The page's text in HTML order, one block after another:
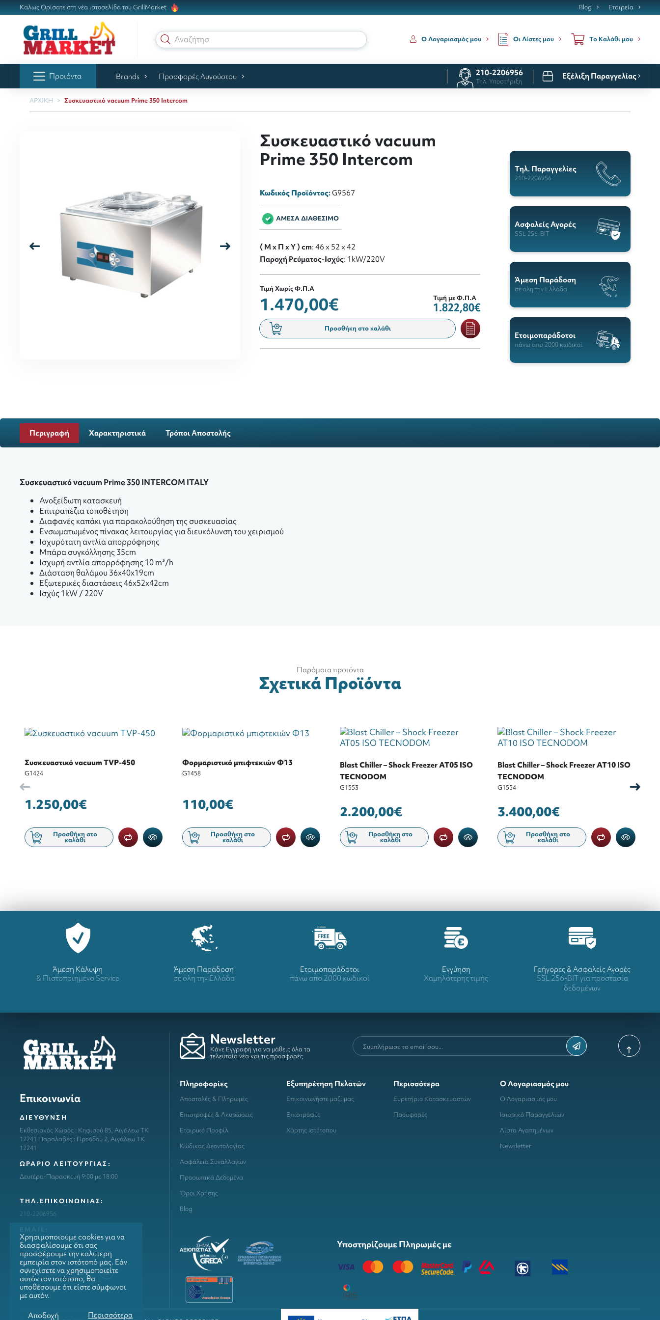
Καλως Ορίσατε στη νέα ιστοσελίδα του GrillMarket Blog Εταιρεία
Αναζήτηση για Ο Λογαριασμός μου Οι Λίστες μου Το Καλάθι μου
Προιόντα Brands Προσφορές Αυγούστου 210-2206956
Τηλ. Υποστήριξη
Εξέλιξη Παραγγελίας
ΑΡΧΙΚΗ Συσκευαστικό vacuum Prime 350 Intercom
Συσκευαστικό vacuum
Prime 350 Intercom
Κωδικός Προϊόντος:G9567
ΑΜΕΣΑ ΔΙΑΘΕΣΙΜΟ
( M x Π x Y ) cm: 46 x 52 x 42
Παροχή Ρεύματος-Ισχύς: 1kW/220V
Τιμή Χωρίς Φ.Π.Α
1.470,00€ Τιμή με Φ.Π.Α
1.822,80€
Προσθήκη στο καλάθι
Tηλ. Παραγγελίες
210-2206956
Ασφαλείς Αγορές
SSL 256-BIT
Άμεση Παράδοση
σε όλη την Ελλάδα
Ετοιμοπαράδοτοι
πάνω απο 2000 κωδικοί
Περιγραφή Χαρακτηριστικά Τρόποι Αποστολής
Συσκευαστικό vacuum Prime 350 INTERCOM ITALY
Ανοξείδωτη κατασκευή
Επιτραπέζια τοποθέτηση
Διαφανές καπάκι για παρακολούθηση της συσκευασίας
Ενσωματωμένος πίνακας λειτουργίας για διευκόλυνση του χειρισμού
Ισχυρότατη αντλία απορρόφησης
Μπάρα συγκόλλησης 35cm
Ισχυρή αντλία απορρόφησης 10 m³/h
Διάσταση θαλάμου 36x40x19cm
Εξωτερικές διαστάσεις 46x52x42cm
Ισχύς 1kW / 220V
Παρόμοια προιόντα
Σχετικά Προϊόντα
Συσκευαστικό vacuum TVP-450
G1424
1.250,00€
Προσθήκη στο
καλάθι
Φορμαριστικό μπιφτεκιών Φ13
G1458
110,00€
Προσθήκη στο
καλάθι
Blast Chiller – Shock Freezer AT05 ISO
TECNODOM
G1553
2.200,00€
Προσθήκη στο
καλάθι
Blast Chiller – Shock Freezer AT10 ISO
TECNODOM
G1554
3.400,00€
Προσθήκη στο
καλάθι
Άμεση Κάλυψη
& Πιστοποιημένο Service
Άμεση Παράδοση
σε όλη την Ελλάδα
Ετοιμοπαράδοτοι
πάνω απο 2000 κωδικοί
Eγγύηση
Χαμηλότερης τιμής
Γρήγορες & Ασφαλείς Αγορές
SSL 256-BIT για προστασία
δεδομένων
Επικοινωνία
ΔΙΕΥΘΥΝΣΗ
Εκθεσιακός Χώρος : Κηφισού 85, Αιγάλεω ΤΚ
12241 Παραλαβές : Προόδου 2, Αιγάλεω ΤΚ
12241
ΩΡΑΡΙΟ ΛΕΙΤΟΥΡΓΙΑΣ:
Δευτέρα-Παρασκευή 9:00 με 18:00
ΤΗΛ.ΕΠΙΚΟΙΝΩΝΙΑΣ:
210-2206956
ΕΜΑΙL:
info@grillmarket.gr
Newsletter
Κάνε Εγγραφή για να μάθεις όλα τα
τελευταία νέα και τις προσφορές
Πληροφορίες
Αποστολές & Πληρωμές
Επιστροφές & Ακυρώσεις
Εταιρικό Προφίλ
Κώδικας Δεοντολογίας
Ασφάλεια Συναλλαγών
Προσωπικά Δεδομένα
Όροι Χρήσης
Blog
Εξυπηρέτηση Πελατών
Επικοινωνήστε μαζί μας
Επιστροφές
Χάρτης Ιστότοπου
Περισσότερα
Ευρετήριο Κατασκευαστών
Προσφορές
Ο Λογαριασμός μου
Ο Λογαριασμός μου
Ιστορικό Παραγγελιών
Λίστα Αγαπημένων
Newsletter
Υποστηρίζουμε Πληρωμές με
Χρησιμοποιούμε cookies για να
διασφαλίσουμε ότι σας
προσφέρουμε την καλύτερη
εμπειρία στον ιστότοπό μας. Εάν
συνεχίσετε να χρησιμοποιείτε
αυτόν τον ιστότοπο, θα
υποθέσουμε ότι είστε σύμφωνοι
με αυτόν.
Αποδοχή
Περισσότερα